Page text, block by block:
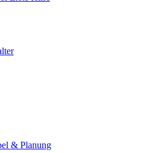
& Planung